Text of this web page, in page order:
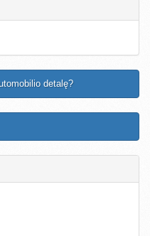
detalę?